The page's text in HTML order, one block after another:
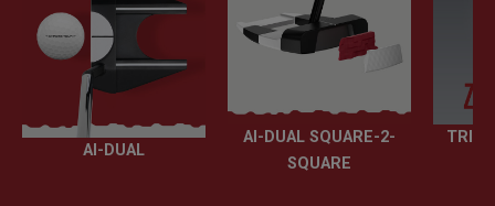
AI-DUAL
AI-DUAL SQUARE-2-
SQUARE
TRI-